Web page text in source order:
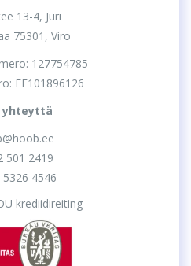
13-4, Jüri
75301, Viro
127754785
EE101896126
yhteyttä
501 2419
5326 4546